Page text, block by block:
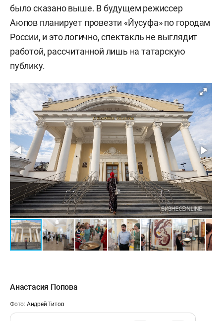
было сказано выше. В будущем режиссер
Аюпов планирует провезти «Йусуфа» по городам
России, и это логично, спектакль не выглядит
работой, рассчитанной лишь на татарскую
публику.
Анастасия Попова
Фото: Андрей Титов